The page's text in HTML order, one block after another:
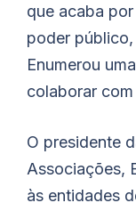
que acaba
poder público,
Enumerou
colaborar
O presidente
Associações,
às entidades